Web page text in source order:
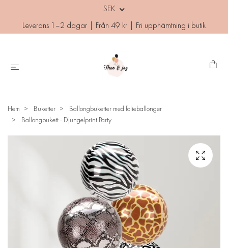
SEK
Leverans 1–2 dagar | Från 49 kr | Fri upphämtning i butik
Hem Buketter
Ballongbuketter med folieballonger
Ballongbukett - Djungelprint Party